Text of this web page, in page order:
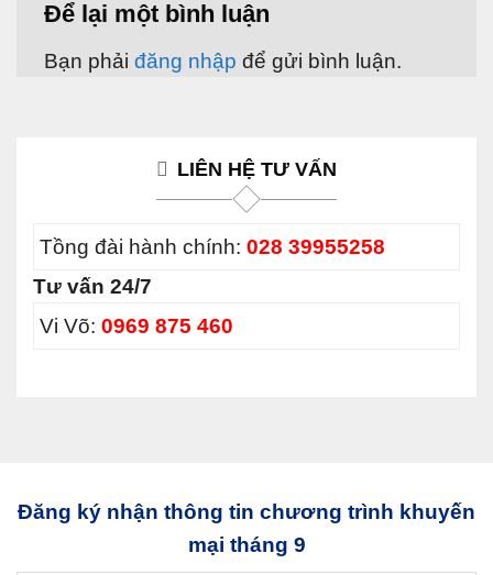
Để lại một bình luận
Bạn phải đăng nhập để gửi bình luận.
LIÊN HỆ TƯ VẤN
Tồng đài hành chính: 028 39955258
Tư vấn 24/7
Vi Võ: 0969 875 460
Đăng ký nhận thông tin chương trình khuyến
mại tháng 9